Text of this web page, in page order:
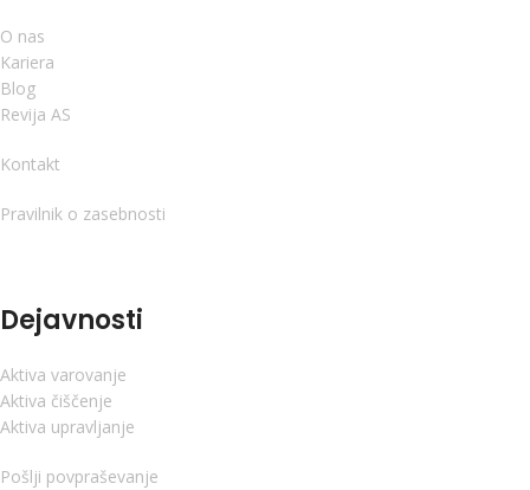
O nas
Kariera
Blog
Revija AS
Kontakt
Pravilnik o zasebnosti
Dejavnosti
Aktiva varovanje
Aktiva čiščenje
Aktiva upravljanje
Pošlji povpraševanje